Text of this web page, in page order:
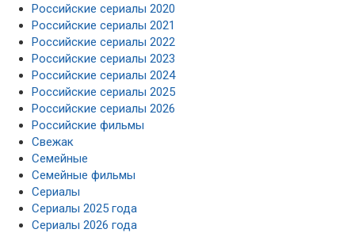
Российские сериалы 2020
Российские сериалы 2021
Российские сериалы 2022
Российские сериалы 2023
Российские сериалы 2024
Российские сериалы 2025
Российские сериалы 2026
Российские фильмы
Свежак
Семейные
Семейные фильмы
Сериалы
Сериалы 2025 года
Сериалы 2026 года